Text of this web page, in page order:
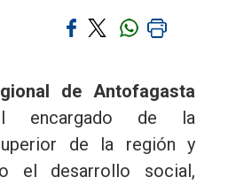
de Antofagasta
encargado de la
de la región y
el desarrollo social,